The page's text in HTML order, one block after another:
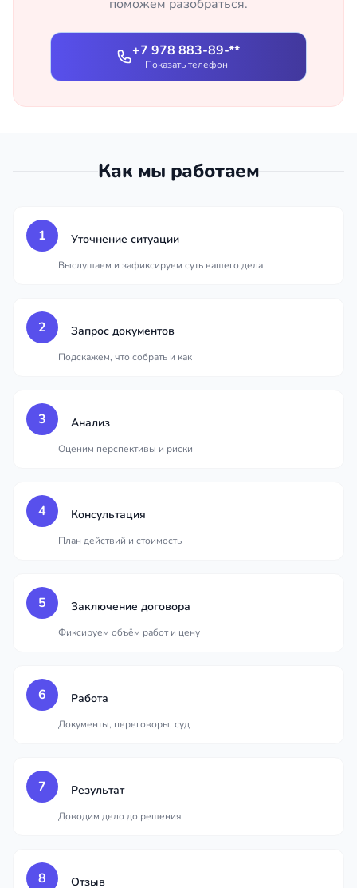
поможем разобраться.
+7 978 883-89-**
Показать телефон
Как мы работаем
1 Уточнение ситуации
Выслушаем и зафиксируем суть вашего дела
2 Запрос документов
Подскажем, что собрать и как
3 Анализ
Оценим перспективы и риски
4 Консультация
План действий и стоимость
5 Заключение договора
Фиксируем объём работ и цену
6 Работа
Документы, переговоры, суд
7 Результат
Доводим дело до решения
8 Отзыв